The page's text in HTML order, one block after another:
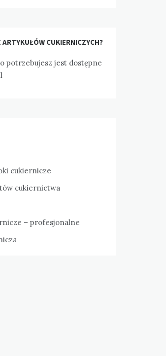
CUKIERNICZYCH?
potrzebujesz jest dostępne
cukiernicze
cukiernictwa
– profesjonalne